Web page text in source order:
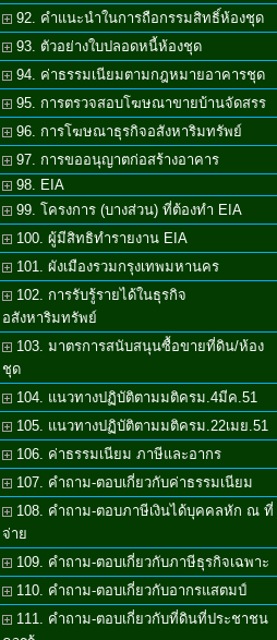
92. คำแนะนำในการถือกรรมสิทธิ์ห้องชุด
93. ตัวอย่างใบปลอดหนี้ห้องชุด
94. ค่าธรรมเนียมตามกฎหมายอาคารชุด
95. การตรวจสอบโฆษณาขายบ้านจัดสรร
96. การโฆษณาธุรกิจอสังหาริมทรัพย์
97. การขออนุญาตก่อสร้างอาคาร
98. EIA
99. โครงการ (บางส่วน) ที่ต้องทำ EIA
100. ผู้มีสิทธิทำรายงาน EIA
101. ผังเมืองรวมกรุงเทพมหานคร
102. การรับรู้รายได้ในธุรกิจ
อสังหาริมทรัพย์
103. มาตรการสนับสนุนซื้อขายที่ดิน/ห้อง
ชุด
104. แนวทางปฏิบัติตามมติครม.4มีค.51
105. แนวทางปฏิบัติตามมติครม.22เมย.51
106. ค่าธรรมเนียม ภาษีและอากร
107. คำถาม-ตอบเกี่ยวกับค่าธรรมเนียม
108. คำถาม-ตอบภาษีเงินได้บุคคลหัก ณ ที่
จ่าย
109. คำถาม-ตอบเกี่ยวกับภาษีธุรกิจเฉพาะ
110. คำถาม-ตอบเกี่ยวกับอากรแสตมป์
111. คำถาม-ตอบเกี่ยวกับที่ดินที่ประชาชน